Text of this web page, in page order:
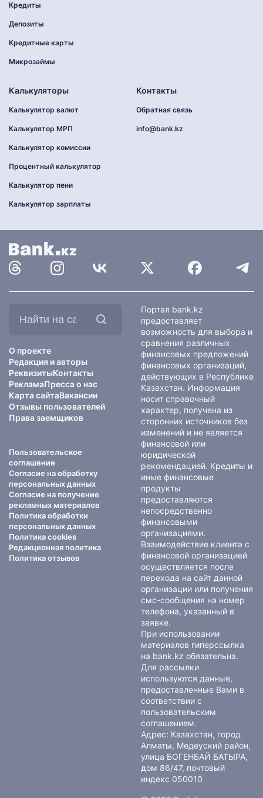
Кредиты
Депозиты
Кредитные карты
Микрозаймы
Калькуляторы
Калькулятор валют
Калькулятор МРП
Калькулятор комиссии
Процентный калькулятор
Калькулятор пени
Калькулятор зарплаты
Контакты
Обратная связь
info@bank.kz
О проекте
Редакция и авторы
РеквизитыКонтакты
РекламаПресса о нас
Карта сайтаВакансии
Отзывы пользователей
Права заемщиков
Пользовательское
соглашение
Согласие на обработку
персональных данных
Согласие на получение
рекламных материалов
Политика обработки
персональных данных
Политика cookies
Редакционная политика
Политика отзывов
Портал bank.kz
предоставляет
возможность для выбора и
сравнения различных
финансовых предложений
финансовых организаций,
действующих в Республике
Казахстан. Информация
носит справочный
характер, получена из
сторонних источников без
изменений и не является
финансовой или
юридической
рекомендацией. Кредиты и
иные финансовые
продукты
предоставляются
непосредственно
финансовыми
организациями.
Взаимодействие клиента с
финансовой организацией
осуществляется после
перехода на сайт данной
организации или получения
смс-сообщения на номер
телефона, указанный в
заявке.
При использовании
материалов гиперссылка
на bank.kz обязательна.
Для рассылки
используются данные,
предоставленные Вами в
соответствии с
пользовательским
соглашением.
Адрес: Казахстан, город
Алматы, Медеуский район,
улица БОГЕНБАЙ БАТЫРА,
дом 86/47, почтовый
индекс 050010